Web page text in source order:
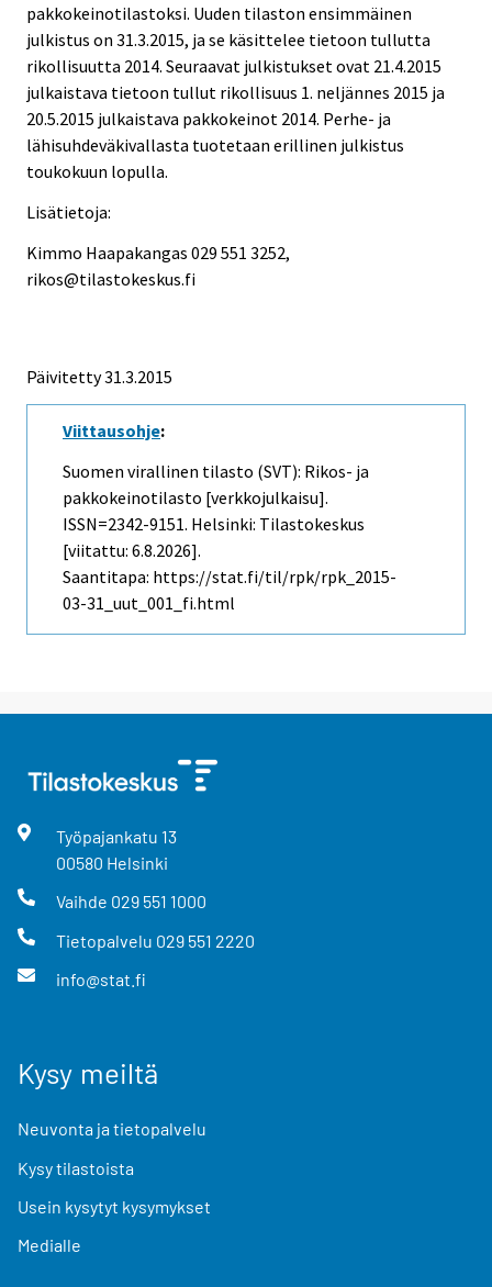
pakkokeinotilastoksi. Uuden tilaston ensimmäinen
julkistus on 31.3.2015, ja se käsittelee tietoon tullutta
rikollisuutta 2014. Seuraavat julkistukset ovat 21.4.2015
julkaistava tietoon tullut rikollisuus 1. neljännes 2015 ja
20.5.2015 julkaistava pakkokeinot 2014. Perhe- ja
lähisuhdeväkivallasta tuotetaan erillinen julkistus
toukokuun lopulla.
Lisätietoja:
Kimmo Haapakangas 029 551 3252,
rikos@tilastokeskus.fi
Päivitetty 31.3.2015
Viittausohje:
Suomen virallinen tilasto (SVT): Rikos- ja
pakkokeinotilasto [verkkojulkaisu].
ISSN=2342-9151. Helsinki: Tilastokeskus
[viitattu: 6.8.2026].
Saantitapa: https://stat.fi/til/rpk/rpk_2015-
03-31_uut_001_fi.html
Työpajankatu 13
00580 Helsinki
Vaihde 029 551 1000
Tietopalvelu 029 551 2220
info@stat.fi
Kysy meiltä
Neuvonta ja tietopalvelu
Kysy tilastoista
Usein kysytyt kysymykset
Medialle